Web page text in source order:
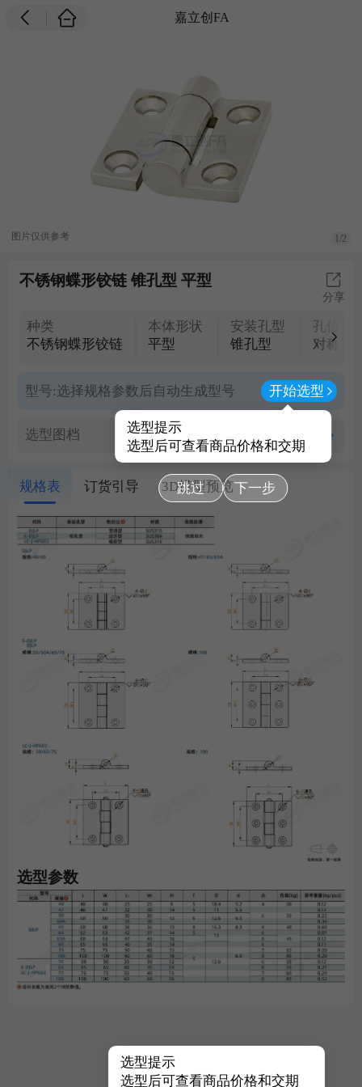
嘉立创FA
图片仅供参考 1/2
不锈钢蝶形铰链 锥孔型 平型
分享
种类
不锈钢蝶形铰链
本体形状
平型
安装孔型
锥孔型
孔位置
对称型
型号:选择规格参数后自动生成型号 开始选型
选型提示
选型后可查看商品价格和交期
跳过 下一步
选型图档 查看PDF图档
规格表 订货引导 3D模型预览
选型参数
选型提示
选型后可查看商品价格和交期